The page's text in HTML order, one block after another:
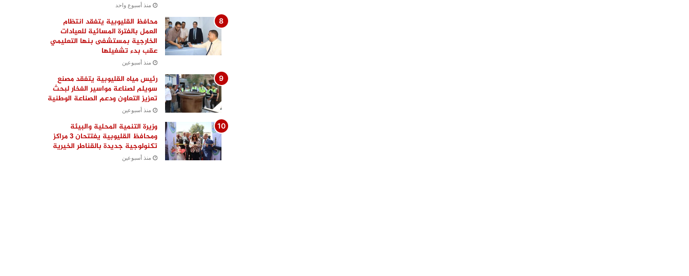
منذ أسبوع واحد
محافظ القليوبية يتفقد انتظام
العمل بالفترة المسائية للعيادات
الخارجية بمستشفى بنها التعليمي
عقب بدء تشغيلها
منذ أسبوعين
رئيس مياه القليوبية يتفقد مصنع
سويلم لصناعة مواسير الفخار لبحث
تعزيز التعاون ودعم الصناعة الوطنية
منذ أسبوعين
وزيرة التنمية المحلية والبيئة
ومحافظ القليوبية يفتتحان 3 مراكز
تكنولوجية جديدة بالقناطر الخيرية
منذ أسبوعين